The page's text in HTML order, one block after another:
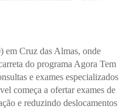
em Cruz das Almas, onde
do programa Agora Tem
e exames especializados
começa a ofertar exames de
e reduzindo deslocamentos